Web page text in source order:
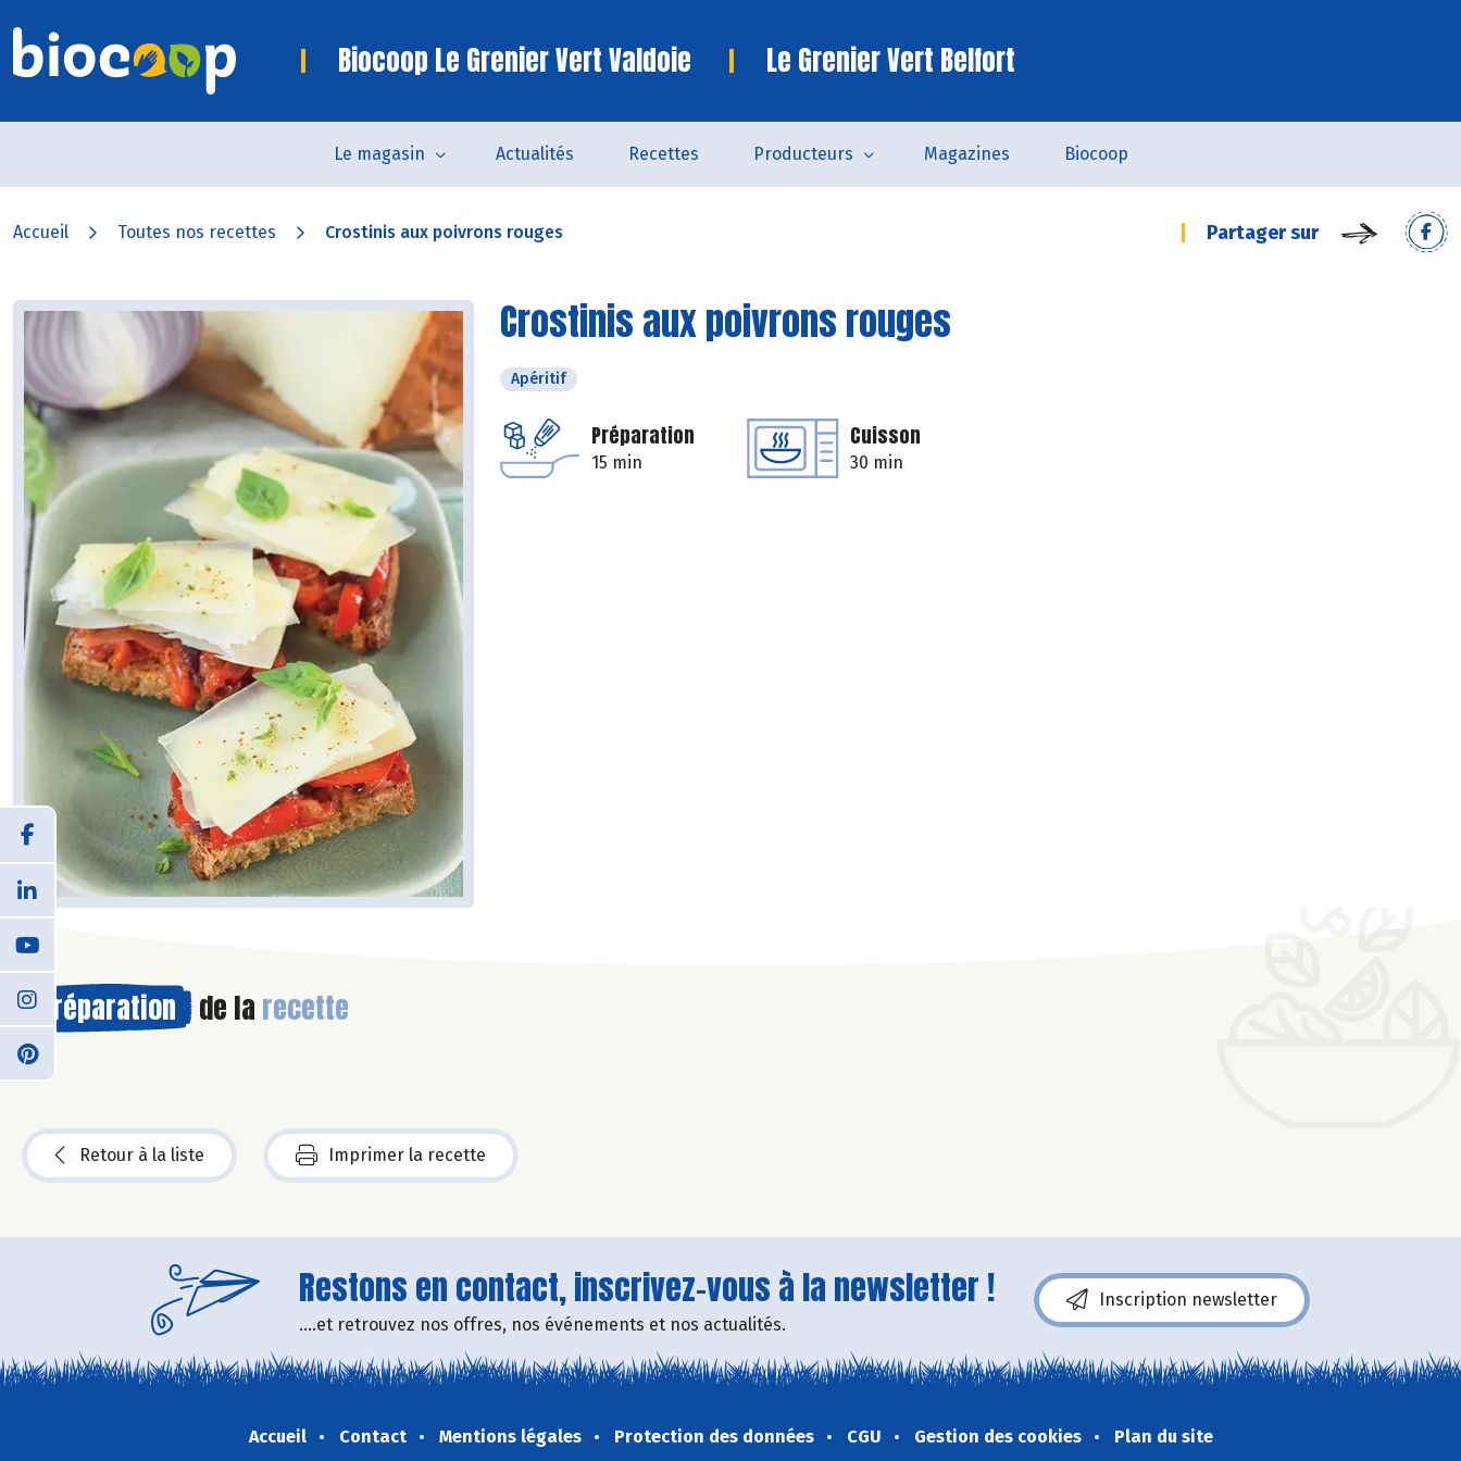
Biocoop Le Grenier Vert Valdoie Le Grenier Vert Belfort
Le magasin Actualités Recettes Producteurs Magazines Biocoop
Accueil Toutes nos recettes Crostinis aux poivrons rouges Partager sur
Crostinis aux poivrons rouges
Apéritif
Préparation
15 min
Cuisson
30 min
Préparation de la recette
Retour à la liste Imprimer la recette
Restons en contact, inscrivez-vous à la newsletter !
....et retrouvez nos offres, nos événements et nos actualités.
Inscription newsletter
Accueil Contact Mentions légales Protection des données CGU Gestion des cookies Plan du site